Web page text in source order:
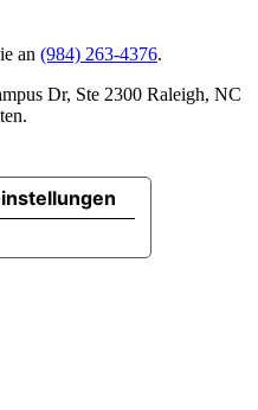
an (984) 263-4376.
Dr, Ste 2300 Raleigh, NC